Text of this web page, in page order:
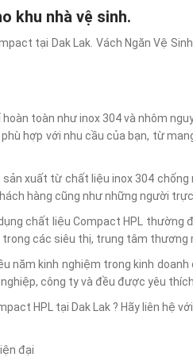
khu nhà vệ sinh.
tại Dak Lak. Vách Ngăn Vệ Sinh
toàn như inox 304 và nhôm
hợp với nhu cầu của bạn, từ
xuất từ chất liệu inox 304
hàng cũng như những người
chất liệu Compact HPL thường
các siêu thị, trung tâm thương
năm kinh nghiệm trong kinh
công ty và đều được yêu
HPL tại Dak Lak ? Hãy liên hệ
đại